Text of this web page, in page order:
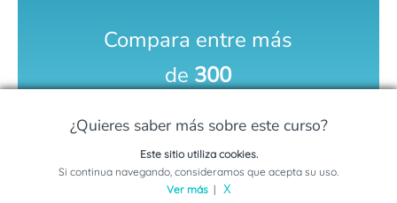
Compara entre más
de 300
COMPARA AQUÍ
¿Quieres saber más sobre este curso?
Solicita información sobre este programa
Este sitio utiliza cookies.
Si continua navegando, consideramos que acepta su uso.
Ver más| X